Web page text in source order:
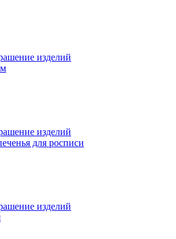
изделий
изделий
для росписи
изделий